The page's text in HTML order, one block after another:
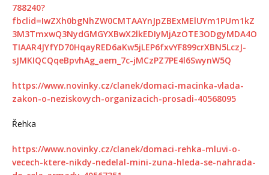
788240?
fbclid=IwZXh0bgNhZW0CMTAAYnJpZBExMElUYm1PUm1kZ
3M3TmxwQ3NydGMGYXBwX2lkEDIyMjAzOTE3ODgyMDA4O
TIAAR4JYfYD70HqayRED6aKw5jLEP6fxvYF899crXBN5LczJ-
sJMKIQCQqeBpvhAg_aem_7c-jMCzPZ7PE4l6SwynW5Q
https://www.novinky.cz/clanek/domaci-macinka-vlada-
zakon-o-neziskovych-organizacich-prosadi-40568095
Řehka
https://www.novinky.cz/clanek/domaci-rehka-mluvi-o-
vecech-ktere-nikdy-nedelal-mini-zuna-hleda-se-nahrada-